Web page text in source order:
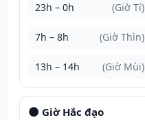
23h – 0h (Giờ Tí)
7h – 8h (Giờ Thìn)
13h – 14h (Giờ Mùi)
🌑 Giờ Hắc đạo